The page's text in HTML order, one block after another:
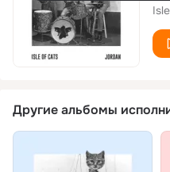
Другие альбомы